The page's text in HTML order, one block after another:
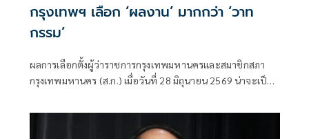
กรุงเทพฯ เลือก ‘ผลงาน’ มากกว่า ‘วาท
กรรม’
ผลการเลือกตั้งผู้ว่าราชการกรุงเทพมหานครและสมาชิกสภา
กรุงเทพมหานคร (ส.ก.) เมื่อวันที่ 28 มิถุนายน 2569 น่าจะเป็น